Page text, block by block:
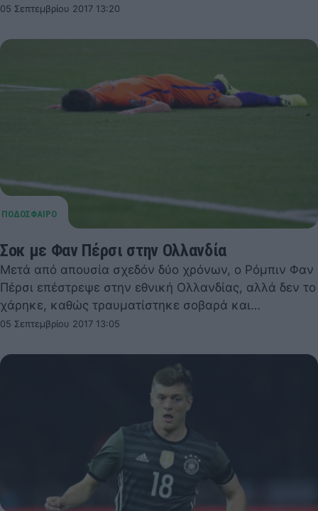
05 Σεπτεμβρίου 2017 13:20
Σοκ με Φαν Πέρσι στην Ολλανδία
Μετά από απουσία σχεδόν δύο χρόνων, ο Ρόμπιν Φαν
Πέρσι επέστρεψε στην εθνική Ολλανδίας, αλλά δεν το
χάρηκε, καθώς τραυματίστηκε σοβαρά και…
05 Σεπτεμβρίου 2017 13:05